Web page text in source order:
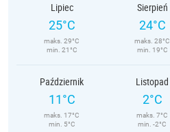
Lipiec
25°C
maks. 29°C
min. 21°C
Sierpień
24°C
maks. 28°C
min. 19°C
Październik
11°C
maks. 17°C
min. 5°C
Listopad
2°C
maks. 7°C
min. -2°C